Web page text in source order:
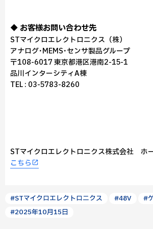
◆ お客様お問い合わせ先
STマイクロエレクトロニクス（株）
アナログ･MEMS･センサ製品グループ
〒108-6017 東京都港区港南2-15-1
品川インターシティA棟
TEL : 03-5783-8260
STマイクロエレクトロニクス株式会社 ホ
こちら
#STマイクロエレクトロニクス #48V
#
#2025年10月15日